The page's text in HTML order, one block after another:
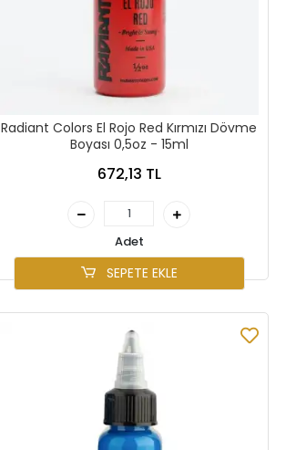
Radiant Colors El Rojo Red Kırmızı Dövme
Boyası 0,5oz - 15ml
672,13 TL
Adet
SEPETE EKLE